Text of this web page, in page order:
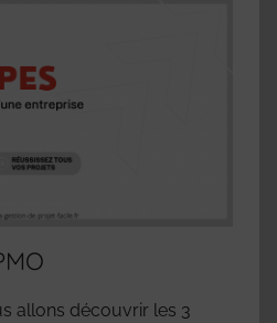
allons découvrir les 3